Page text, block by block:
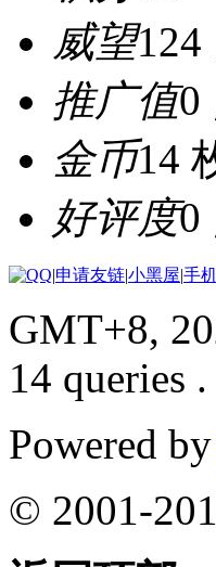
威望124
推广值0
金币14
好评度0
|申请友链|小黑屋|手
GMT+8,
14 queries .
Powered by
© 2001-